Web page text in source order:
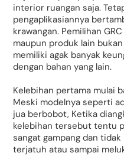
interior ruangan saja.
pengaplikasiannya
krawangan. Pemilihan
maupun produk lain
memiliki agak banyak
dengan bahan yang lain.
Kelebihan pertama mulai
Meski modelnya seperti
jua berbobot, Ketika
kelebihan tersebut tentu
sangat gampang dan
terjatuh atau sampai